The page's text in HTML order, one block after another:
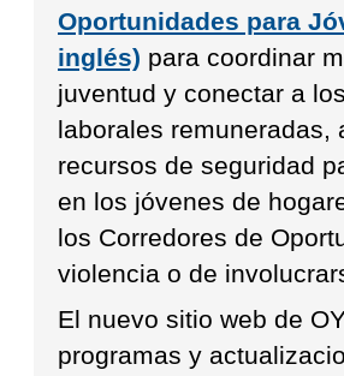
Oportunidades para
inglés) para coordinar
juventud y conectar a
laborales remuneradas,
recursos de seguridad
en los jóvenes de
los Corredores de
violencia o de
El nuevo sitio web de
programas y